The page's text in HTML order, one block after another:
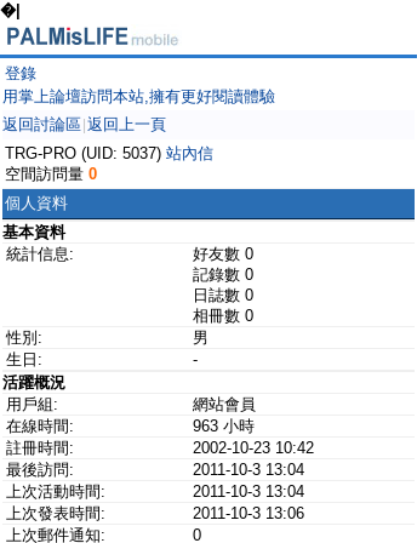
�|
登錄
用掌上論壇訪問本站,擁有更好閱讀體驗
返回討論區 返回上一頁
TRG-PRO (UID: 5037) 站內信
空間訪問量 0
個人資料
基本資料
統計信息:
好友數 0
記錄數 0
日誌數 0
相冊數 0
性別:
男
生日:
-
活躍概況
用戶組:
網站會員
在線時間:
963 小時
註冊時間:
2002-10-23 10:42
最後訪問:
2011-10-3 13:04
上次活動時間:
2011-10-3 13:04
上次發表時間:
2011-10-3 13:06
上次郵件通知:
0